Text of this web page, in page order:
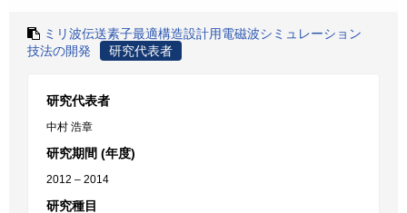
ミリ波伝送素子最適構造設計用電磁波シミュレーション
技法の開発
研究代表者
研究代表者
中村 浩章
研究期間 (年度)
2012 – 2014
研究種目